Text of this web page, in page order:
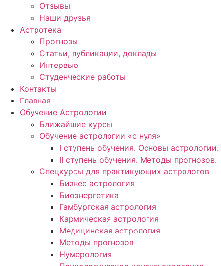
Отзывы
Наши друзья
Астротека
Прогнозы
Статьи, публикации, доклады
Интервью
Студенческие работы
Контакты
Главная
Обучение Астрологии
Ближайшие курсы
Обучение астрологии «с нуля»
I ступень обучения. Основы астрологии.
II ступень обучения. Методы прогнозов.
Спецкурсы для практикующих астрологов
Бизнес астрология
Биоэнергетика
Гамбургская астрология
Кармическая астрология
Медицинская астрология
Методы прогнозов
Нумерология